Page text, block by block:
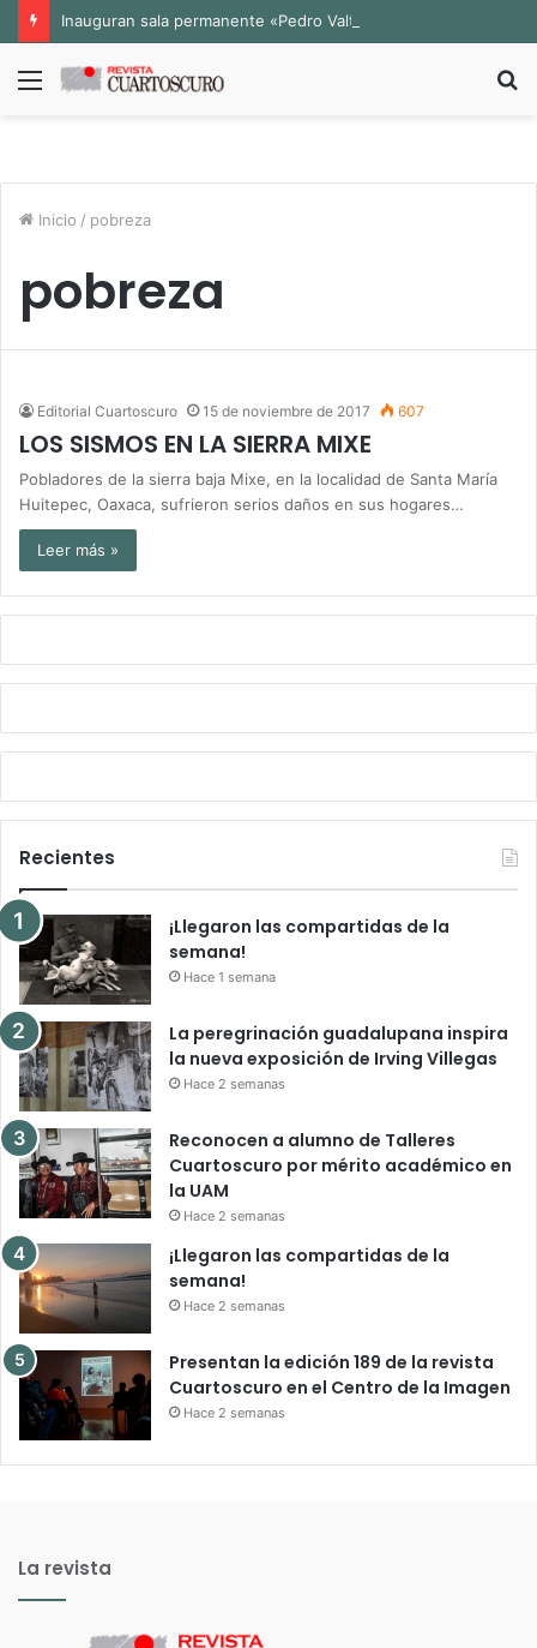
Menú
Inicio / pobreza
pobreza
Editorial Cuartoscuro 15 de noviembre de 2017 607
LOS SISMOS EN LA SIERRA MIXE
Pobladores de la sierra baja Mixe, en la localidad de Santa María
Huitepec, Oaxaca, sufrieron serios daños en sus hogares…
Leer más »
Recientes
¡Llegaron las compartidas de la
semana!
Hace 1 semana
La peregrinación guadalupana inspira
la nueva exposición de Irving Villegas
Hace 2 semanas
Reconocen a alumno de Talleres
Cuartoscuro por mérito académico en
la UAM
Hace 2 semanas
¡Llegaron las compartidas de la
semana!
Hace 2 semanas
Presentan la edición 189 de la revista
Cuartoscuro en el Centro de la Imagen
Hace 2 semanas
La revista